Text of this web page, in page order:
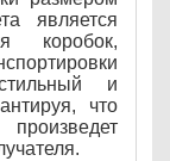
является
коробок,
и
что